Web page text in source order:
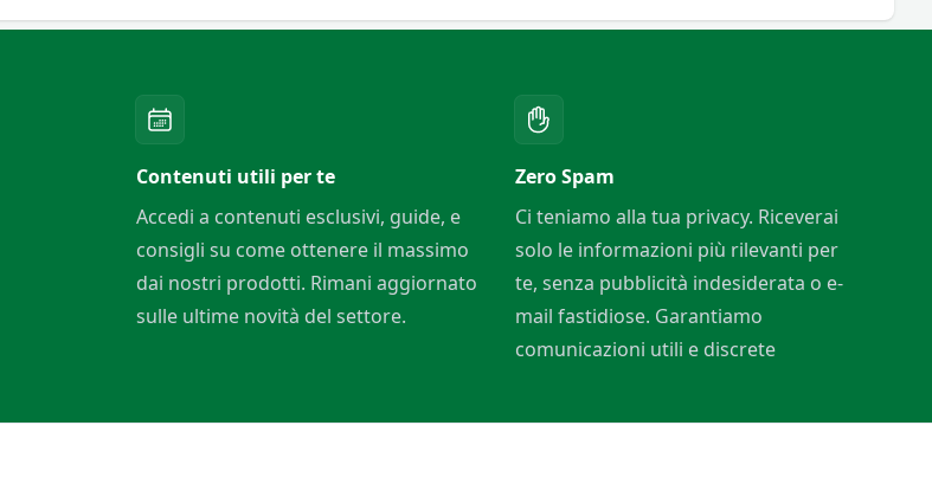
Contenuti utili per te
Accedi a contenuti esclusivi, guide, e
consigli su come ottenere il massimo
dai nostri prodotti. Rimani aggiornato
sulle ultime novità del settore.
Zero Spam
Ci teniamo alla tua privacy. Riceverai
solo le informazioni più rilevanti per
te, senza pubblicità indesiderata o e-
mail fastidiose. Garantiamo
comunicazioni utili e discrete